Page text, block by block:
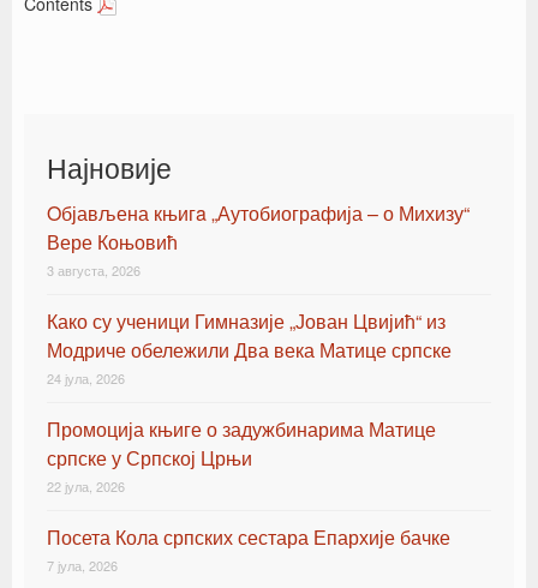
Најновије
Oбјављена књигa „Аутобиографија – о Михизу“
Вере Коњовић
3 августа, 2026
Како су ученици Гимназије „Јован Цвијић“ из
Модриче обележили Два века Матице српске
24 јула, 2026
Промоција књиге о задужбинарима Матице
српске у Српској Црњи
22 јула, 2026
Посета Кола српских сестара Епархије бачке
7 јула, 2026